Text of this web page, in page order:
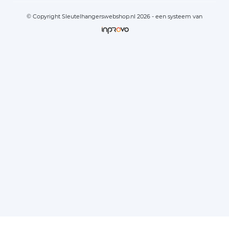
© Copyright Sleutelhangerswebshop.nl 2026 - een systeem van